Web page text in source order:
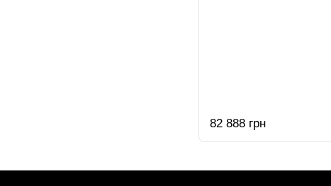
82 888 грн